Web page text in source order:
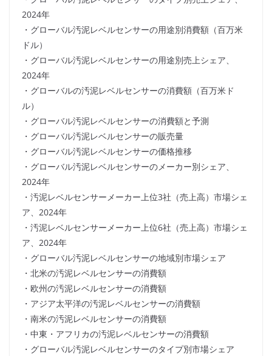
2024年
・グローバル汚泥レベルセンサーの用途別消費額（百万米
ドル）
・グローバル汚泥レベルセンサーの用途別売上シェア、
2024年
・グローバルの汚泥レベルセンサーの消費額（百万米ド
ル）
・グローバル汚泥レベルセンサーの消費額と予測
・グローバル汚泥レベルセンサーの販売量
・グローバル汚泥レベルセンサーの価格推移
・グローバル汚泥レベルセンサーのメーカー別シェア、
2024年
・汚泥レベルセンサーメーカー上位3社（売上高）市場シェ
ア、2024年
・汚泥レベルセンサーメーカー上位6社（売上高）市場シェ
ア、2024年
・グローバル汚泥レベルセンサーの地域別市場シェア
・北米の汚泥レベルセンサーの消費額
・欧州の汚泥レベルセンサーの消費額
・アジア太平洋の汚泥レベルセンサーの消費額
・南米の汚泥レベルセンサーの消費額
・中東・アフリカの汚泥レベルセンサーの消費額
・グローバル汚泥レベルセンサーのタイプ別市場シェア